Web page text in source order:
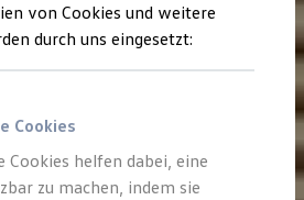
Angebote
Leasing
Leasing
ohne Anzahlung
von Cookies und weitere
durch uns eingesetzt:
Cookies
Cookies helfen dabei, eine
zu machen, indem sie